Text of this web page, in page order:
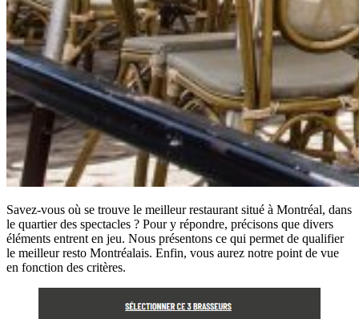
Savez-vous où se trouve le meilleur restaurant situé à Montréal, dans
le quartier des spectacles ? Pour y répondre, précisons que divers
éléments entrent en jeu. Nous présentons ce qui permet de qualifier
le meilleur resto Montréalais. Enfin, vous aurez notre point de vue
en fonction des critères.